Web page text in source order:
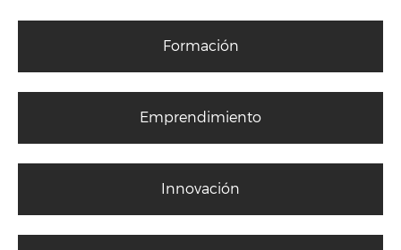
Formación
Emprendimiento
Innovación